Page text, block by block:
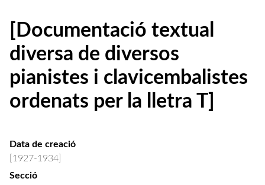
[Documentació textual
diversa de diversos
pianistes i clavicembalistes
ordenats per la lletra T]
Data de creació
[1927-1934]
Secció